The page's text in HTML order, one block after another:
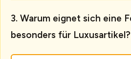
Warum eignet sich eine
besonders für Luxusartikel?